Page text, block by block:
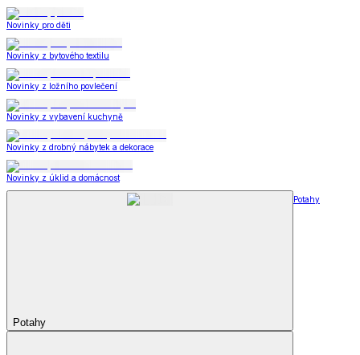
Novinky pro děti
Novinky z bytového textilu
Novinky z ložního povlečení
Novinky z vybavení kuchyně
Novinky z drobný nábytek a dekorace
Novinky z úklid a domácnost
Potahy
Potahy